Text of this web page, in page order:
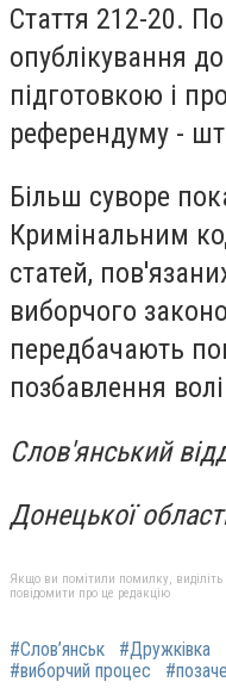
Стаття 212-20.
опублікування
підготовкою і
референдуму -
Більш суворе
Кримінальним
статей,
виборчого
передбачають
позбавлення
Слов'янський
Донецької
Якщо ви помітили помилку, виділіть
повідомити про це редакцію
#Слов’янськ #Дружківка
#виборчий процес